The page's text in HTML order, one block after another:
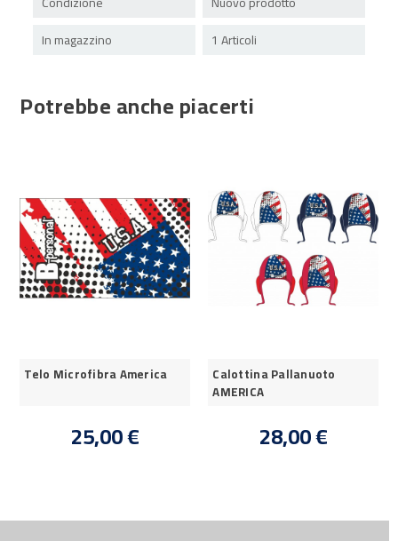
In magazzino
1 Articoli
Potrebbe anche piacerti
Telo Microfibra America
25,00 €
Calottina Pallanuoto
AMERICA
28,00 €